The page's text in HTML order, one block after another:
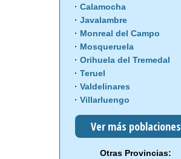
Calamocha
Javalambre
Monreal del Campo
Mosqueruela
Orihuela del Tremedal
Teruel
Valdelinares
Villarluengo
Ver más poblaciones
Otras Provincias: